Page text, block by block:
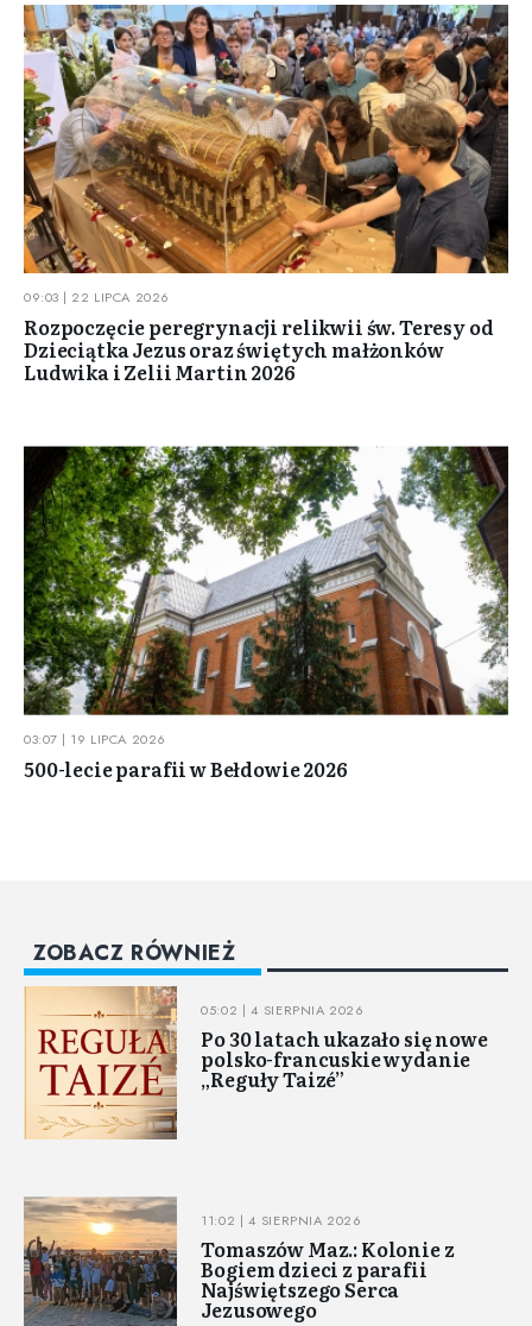
09:03 | 22 LIPCA 2026
Rozpoczęcie peregrynacji relikwii św. Teresy od
Dzieciątka Jezus oraz świętych małżonków
Ludwika i Zelii Martin 2026
03:07 | 19 LIPCA 2026
500-lecie parafii w Bełdowie 2026
ZOBACZ RÓWNIEŻ
05:02 | 4 SIERPNIA 2026
Po 30 latach ukazało się nowe
polsko-francuskie wydanie
„Reguły Taizé”
11:02 | 4 SIERPNIA 2026
Tomaszów Maz.: Kolonie z
Bogiem dzieci z parafii
Najświętszego Serca
Jezusowego